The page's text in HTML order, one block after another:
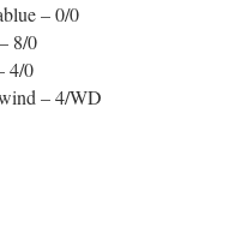
– 0/0
8/0
4/0
– 4/WD